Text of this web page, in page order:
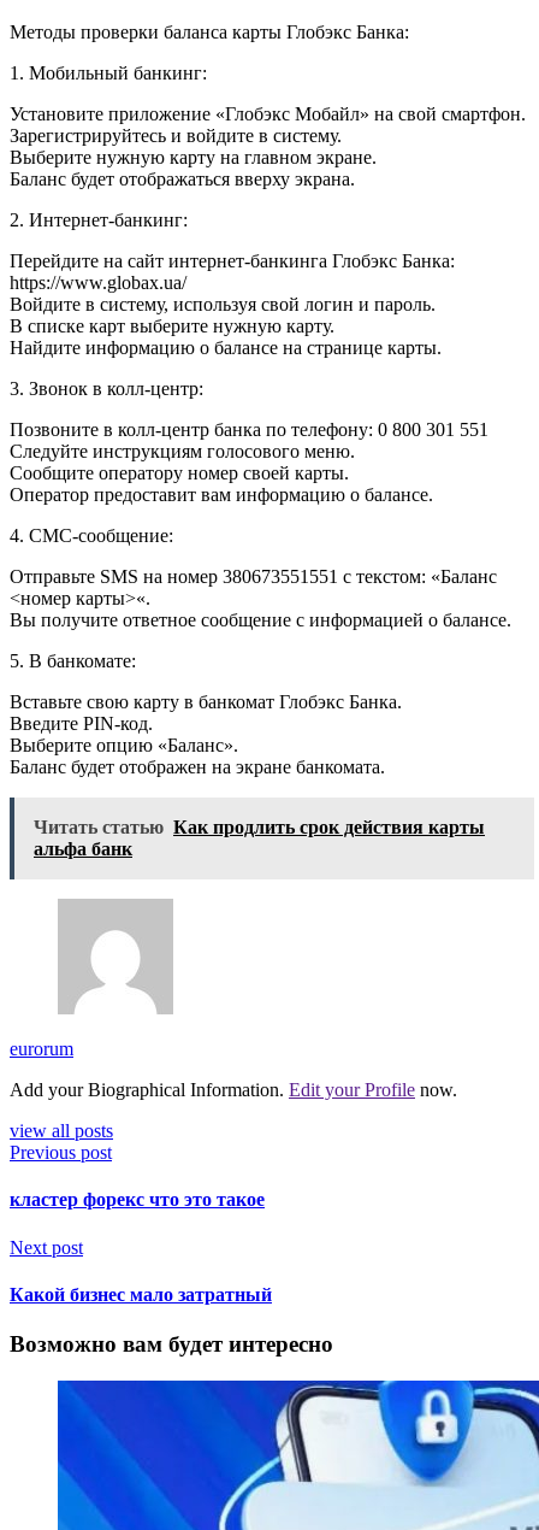
Методы проверки баланса карты Глобэкс Банка:
1. Мобильный банкинг:
Установите приложение «Глобэкс Мобайл» на свой смартфон.
Зарегистрируйтесь и войдите в систему.
Выберите нужную карту на главном экране.
Баланс будет отображаться вверху экрана.
2. Интернет-банкинг:
Перейдите на сайт интернет-банкинга Глобэкс Банка:
https://www.globax.ua/
Войдите в систему, используя свой логин и пароль.
В списке карт выберите нужную карту.
Найдите информацию о балансе на странице карты.
3. Звонок в колл-центр:
Позвоните в колл-центр банка по телефону: 0 800 301 551
Следуйте инструкциям голосового меню.
Сообщите оператору номер своей карты.
Оператор предоставит вам информацию о балансе.
4. СМС-сообщение:
Отправьте SMS на номер 380673551551 с текстом: «Баланс
<номер карты>«.
Вы получите ответное сообщение с информацией о балансе.
5. В банкомате:
Вставьте свою карту в банкомат Глобэкс Банка.
Введите PIN-код.
Выберите опцию «Баланс».
Баланс будет отображен на экране банкомата.
Читать статью Как продлить срок действия карты
альфа банк
eurorum
Add your Biographical Information. Edit your Profile now.
view all posts
Previous post
кластер форекс что это такое
Next post
Какой бизнес мало затратный
Возможно вам будет интересно